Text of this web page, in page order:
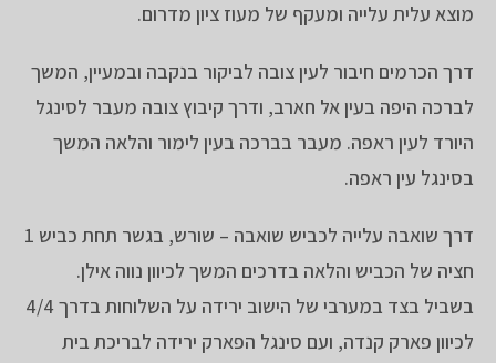
מוצא עלית עלייה ומעקף של מעוז ציון מדרום.
דרך הכרמים חיבור לעין צובה לביקור בנקבה ובמעיין, המשך
לברכה היפה בעין אל חארב, ודרך קיבוץ צובה מעבר לסינגל
היורד לעין ראפה. מעבר בברכה בעין לימור והלאה המשך
בסינגל עין ראפה.
דרך שואבה עלייה לכביש שואבה – שורש, בגשר תחת כביש 1
חציה של הכביש והלאה בדרכים המשך לכיוון נווה אילן.
בשביל בצד במערבי של הישוב ירידה על השלוחות בדרך 4/4
לכיוון פארק קנדה, ועם סינגל הפארק ירידה לבריכת בית